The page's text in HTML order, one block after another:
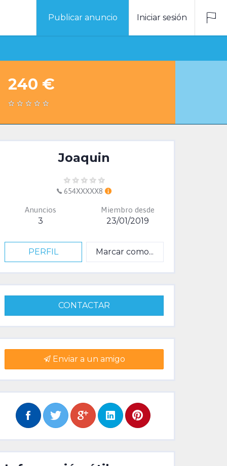
Publicar anuncio Iniciar sesión
240 €
Joaquin
654XXXXX8
Anuncios
3
Miembro desde
23/01/2019
PERFIL Marcar como...
CONTACTAR
Enviar a un amigo